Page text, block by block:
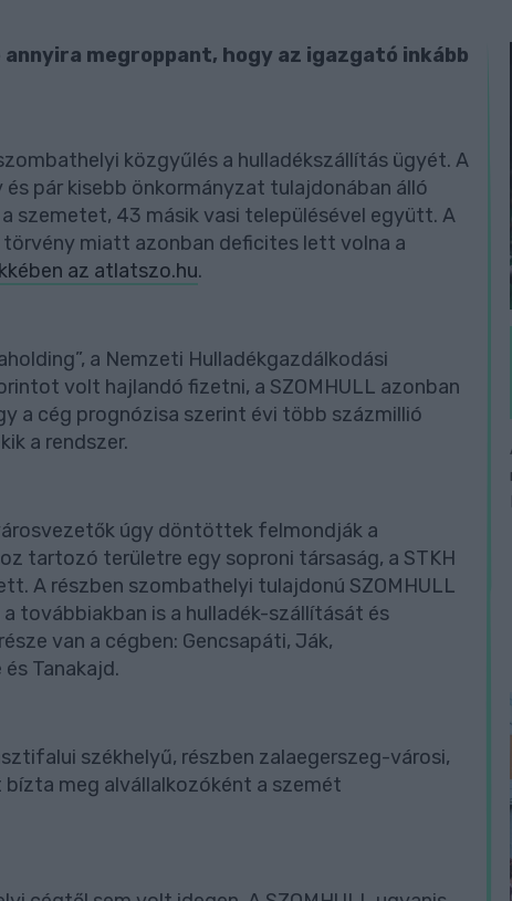
megroppant, hogy az igazgató inkább
közgyűlés a hulladékszállítás ügyét. A
pár kisebb önkormányzat tulajdonában álló
szemetet, 43 másik vasi településével együtt. A
miatt azonban deficites lett volna a
az atlatszo.hu.
a Nemzeti Hulladékgazdálkodási
volt hajlandó fizetni, a SZOMHULL azonban
a cég prognózisa szerint évi több százmillió
a rendszer.
úgy döntöttek felmondják a
tartozó területre egy soproni társaság, a STKH
A részben szombathelyi tulajdonú SZOMHULL
továbbiakban is a hulladék-szállítását és
van a cégben: Gencsapáti, Ják,
Tanakajd.
székhelyű, részben zalaegerszeg-városi,
bízta meg alvállalkozóként a szemét